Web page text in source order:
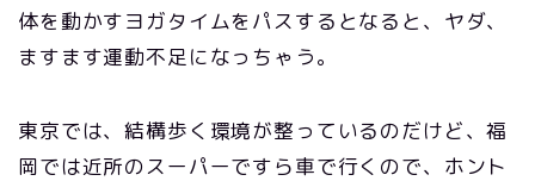
体を動かすヨガタイムをパスするとなると、ヤダ、
ますます運動不足になっちゃう。
東京では、結構歩く環境が整っているのだけど、福
岡では近所のスーパーですら車で行くので、ホント